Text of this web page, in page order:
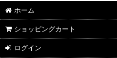
ホーム
ショッピングカート
ログイン